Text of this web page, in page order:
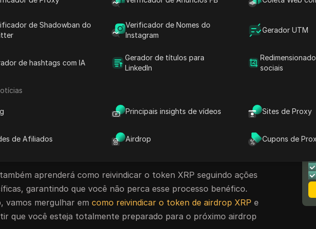
de Shadowban do
Verificador de Nomes do
Instagram
Gerador UTM
de hashtags com IA
Gerador de títulos para
LinkedIn
sociais
Principais insights de vídeos Sites de Proxy
de Afiliados Airdrop Cupons de
como um incentivo para usuários novos e existentes, mas
ajudam a melhorar o envolvimento da comunidade e impulsionar
todos os passos e dicas essenciais que você precisa seguir. Se
o token airdrop XRP é crucial para garantir que você
o token XRP e fornecerinformações úteis para maximizar sua
aprenderá como reivindicar o token XRP seguindo ações
garantindo que você não perca esse processo benéfico.
vamos mergulhar emcomo reivindicar o token de airdrop XRP e
que você esteja totalmente preparado para o próximo airdrop